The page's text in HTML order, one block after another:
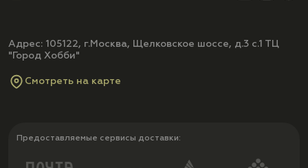
Адрес: 105122, г.Москва, Щелковское шоссе, д.3 с.1 ТЦ
"Город Хобби"
Смотреть на карте
Предоставляемые сервисы доставки: